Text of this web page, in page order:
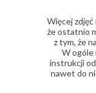
Więcej
że ostatnio
z tym, że
W ogóle
instrukcji
nawet do